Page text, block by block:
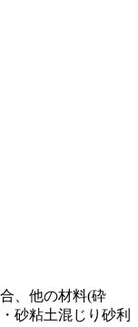
、他の材料(砕
砂粘土混じり砂利